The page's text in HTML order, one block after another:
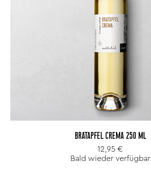
BRATAPFEL CREMA 250 ML
12,95 €
Bald wieder verfügbar